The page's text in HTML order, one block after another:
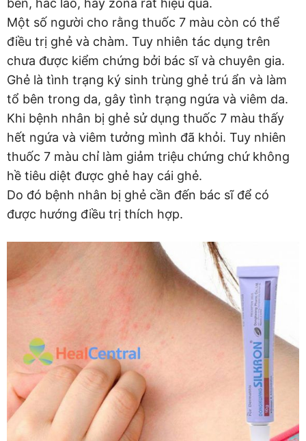
ben, hắc lào, hay zona rất hiệu quả.
Một số người cho rằng thuốc 7 màu còn có thể
điều trị ghẻ và chàm. Tuy nhiên tác dụng trên
chưa được kiểm chứng bởi bác sĩ và chuyên gia.
Ghẻ là tình trạng ký sinh trùng ghẻ trú ẩn và làm
tổ bên trong da, gây tình trạng ngứa và viêm da.
Khi bệnh nhân bị ghẻ sử dụng thuốc 7 màu thấy
hết ngứa và viêm tưởng mình đã khỏi. Tuy nhiên
thuốc 7 màu chỉ làm giảm triệu chứng chứ không
hề tiêu diệt được ghẻ hay cái ghẻ.
Do đó bệnh nhân bị ghẻ cần đến bác sĩ để có
được hướng điều trị thích hợp.